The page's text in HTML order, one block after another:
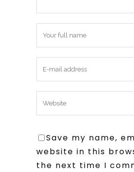
Save my name,
website in this
the next time I